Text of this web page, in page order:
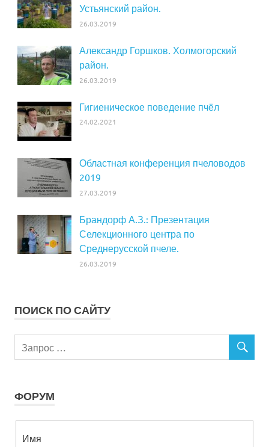
Устьянский район.
26.03.2019
Александр Горшков. Холмогорский
район.
26.03.2019
Гигиеническое поведение пчёл
24.02.2021
Областная конференция пчеловодов
2019
27.03.2019
Брандорф А.З.: Презентация
Селекционного центра по
Среднерусской пчеле.
26.03.2019
ПОИСК ПО САЙТУ
ФОРУМ
Имя